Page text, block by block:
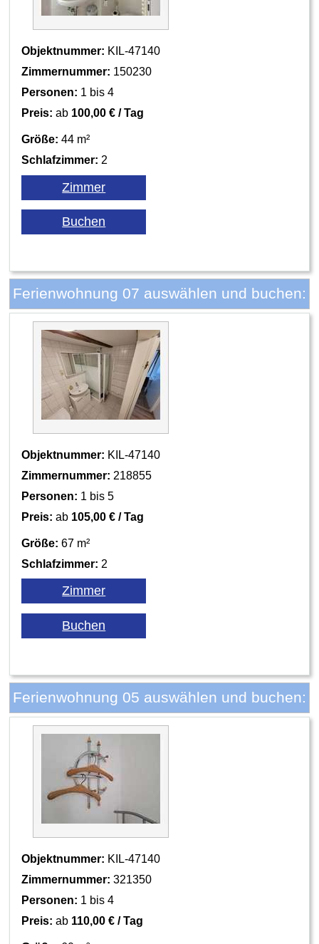
Objektnummer: KIL-47140
Zimmernummer: 150230
Personen: 1 bis 4
Preis: ab 100,00 € / Tag
Größe: 44 m²
Schlafzimmer: 2
Ferienwohnung 07 auswählen und buchen:
Objektnummer: KIL-47140
Zimmernummer: 218855
Personen: 1 bis 5
Preis: ab 105,00 € / Tag
Größe: 67 m²
Schlafzimmer: 2
Ferienwohnung 05 auswählen und buchen:
Objektnummer: KIL-47140
Zimmernummer: 321350
Personen: 1 bis 4
Preis: ab 110,00 € / Tag